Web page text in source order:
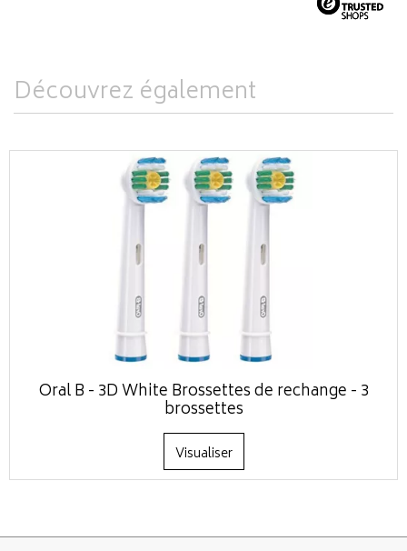
Découvrez également
Oral B - 3D White Brossettes de rechange - 3
brossettes
Visualiser